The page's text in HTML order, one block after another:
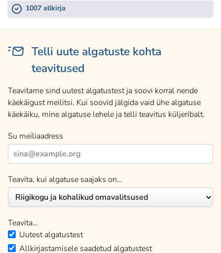
1007 allkirja
Telli uute algatuste kohta
teavitused
Teavitame sind uutest algatustest ja soovi korral nende
käekäigust meilitsi. Kui soovid jälgida vaid ühe algatuse
käekäiku, mine algatuse lehele ja telli teavitus küljeribalt.
Su meiliaadress
Teavita, kui algatuse saajaks on…
Teavita…
Uutest algatustest
Allkirjastamisele saadetud algatustest